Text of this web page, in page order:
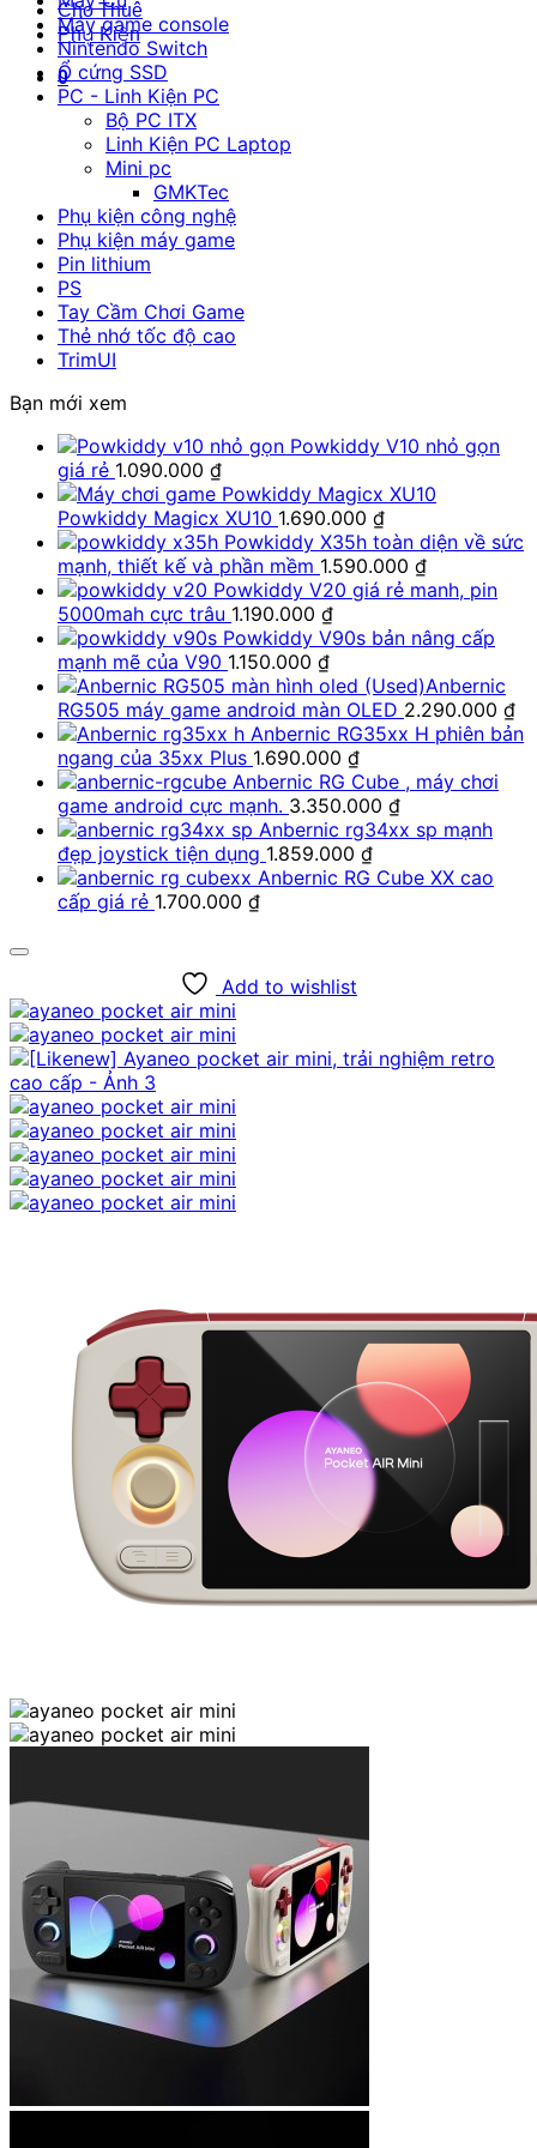
Cho Thuê
Phụ Kiện
0
Máy game console
Nintendo Switch
Ổ cứng SSD
PC - Linh Kiện PC
Bộ PC ITX
Linh Kiện PC Laptop
Mini pc
GMKTec
Phụ kiện công nghệ
Phụ kiện máy game
Pin lithium
PS
Tay Cầm Chơi Game
Thẻ nhớ tốc độ cao
TrimUI
Bạn mới xem
Powkiddy V10 nhỏ gọn
giá rẻ 1.090.000 ₫
Powkiddy Magicx XU10 1.690.000 ₫
Powkiddy X35h toàn diện về sức
mạnh, thiết kế và phần mềm 1.590.000 ₫
Powkiddy V20 giá rẻ manh, pin
5000mah cực trâu 1.190.000 ₫
Powkiddy V90s bản nâng cấp
mạnh mẽ của V90 1.150.000 ₫
(Used)Anbernic
RG505 máy game android màn OLED 2.290.000 ₫
Anbernic RG35xx H phiên bản
ngang của 35xx Plus 1.690.000 ₫
Anbernic RG Cube , máy chơi
game android cực mạnh. 3.350.000 ₫
Anbernic rg34xx sp mạnh
đẹp joystick tiện dụng 1.859.000 ₫
Anbernic RG Cube XX cao
cấp giá rẻ 1.700.000 ₫
Add to wishlist